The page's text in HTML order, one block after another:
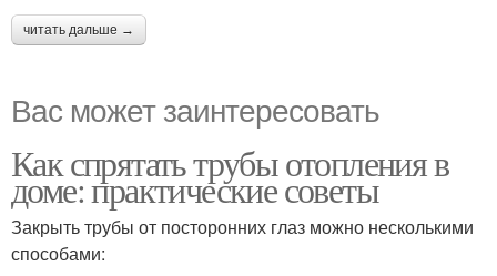
читать дальше →
Вас может заинтересовать
Как спрятать трубы отопления в
доме: практические советы
Закрыть трубы от посторонних глаз можно несколькими
способами: